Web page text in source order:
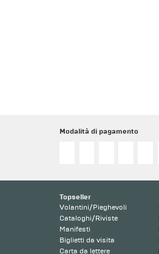
Modalità di pagamento
Topseller
Volantini/Pieghevoli
Cataloghi/Riviste
Manifesti
Biglietti da visita
Carta da lettere